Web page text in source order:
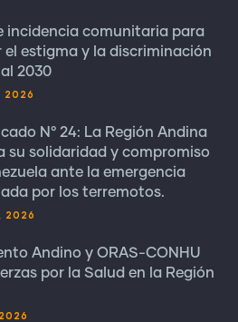
incidencia comunitaria para
el estigma y la discriminación
2030
2026
N° 24: La Región Andina
su solidaridad y compromiso
ante la emergencia
por los terremotos.
2026
Andino y ORAS-CONHU
por la Salud en la Región